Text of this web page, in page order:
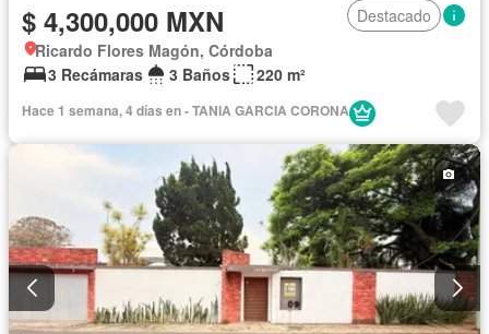
$ 4,300,000 MXN
Destacado
Ricardo Flores Magón, Córdoba
3 Recámaras
3 Baños 220 m²
Hace 1 semana, 4 días en - TANIA GARCIA CORONA